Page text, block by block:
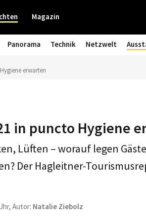
Magazin
Panorama Technik Netzwelt
erwarten
in puncto Hygiene
Lüften – worauf legen
Der Hagleitner-
Autor: Natalie Ziebolz